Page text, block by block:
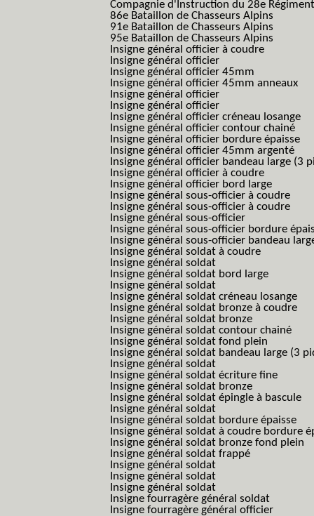
Compagnie d'Instruction du 28e
86e Bataillon de Chasseurs Alpins
91e Bataillon de Chasseurs Alpins
95e Bataillon de Chasseurs Alpins
Insigne général officier à coudre
Insigne général officier
Insigne général officier 45mm
Insigne général officier 45mm anneaux
Insigne général officier
Insigne général officier
Insigne général officier créneau losange
Insigne général officier contour chainé
Insigne général officier bordure épaisse
Insigne général officier 45mm argenté
Insigne général officier bandeau large (3
Insigne général officier à coudre
Insigne général officier bord large
Insigne général sous-officier à coudre
Insigne général sous-officier à coudre
Insigne général sous-officier
Insigne général sous-officier bordure
Insigne général sous-officier bandeau
Insigne général soldat à coudre
Insigne général soldat
Insigne général soldat bord large
Insigne général soldat
Insigne général soldat créneau losange
Insigne général soldat bronze à coudre
Insigne général soldat bronze
Insigne général soldat contour chainé
Insigne général soldat fond plein
Insigne général soldat bandeau large (3
Insigne général soldat
Insigne général soldat écriture fine
Insigne général soldat bronze
Insigne général soldat épingle à bascule
Insigne général soldat
Insigne général soldat bordure épaisse
Insigne général soldat à coudre bordure
Insigne général soldat bronze fond plein
Insigne général soldat frappé
Insigne général soldat
Insigne général soldat
Insigne général soldat
Insigne fourragère général soldat
Insigne fourragère général officier